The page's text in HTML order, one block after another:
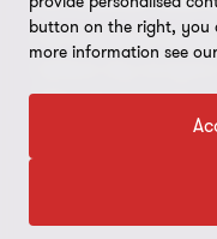
Få värdefulla
hjälper dig
Gör som tusentals
© 2026 Grant Thornton
Grant Thornton avses
ekonomi, skatt och
medlemsföretag,
button on the right, you
more information see